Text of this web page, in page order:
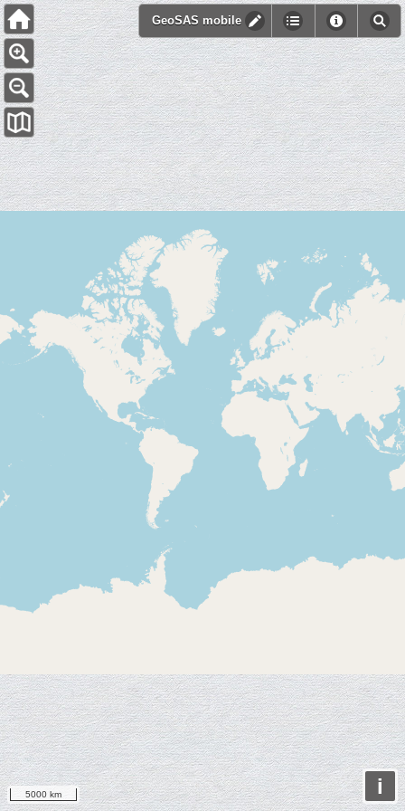
5000 km i
GeoSAS mobile